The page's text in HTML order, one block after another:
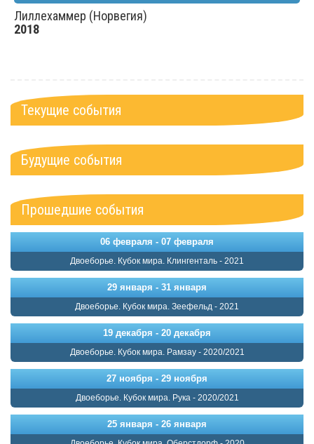
Лиллехаммер (Норвегия)
2018
Текущие события
Будущие события
Прошедшие события
06 февраля - 07 февраля
Двоеборье. Кубок мира. Клингенталь - 2021
29 января - 31 января
Двоеборье. Кубок мира. Зеефельд - 2021
19 декабря - 20 декабря
Двоеборье. Кубок мира. Рамзау - 2020/2021
27 ноября - 29 ноября
Двоеборье. Кубок мира. Рука - 2020/2021
25 января - 26 января